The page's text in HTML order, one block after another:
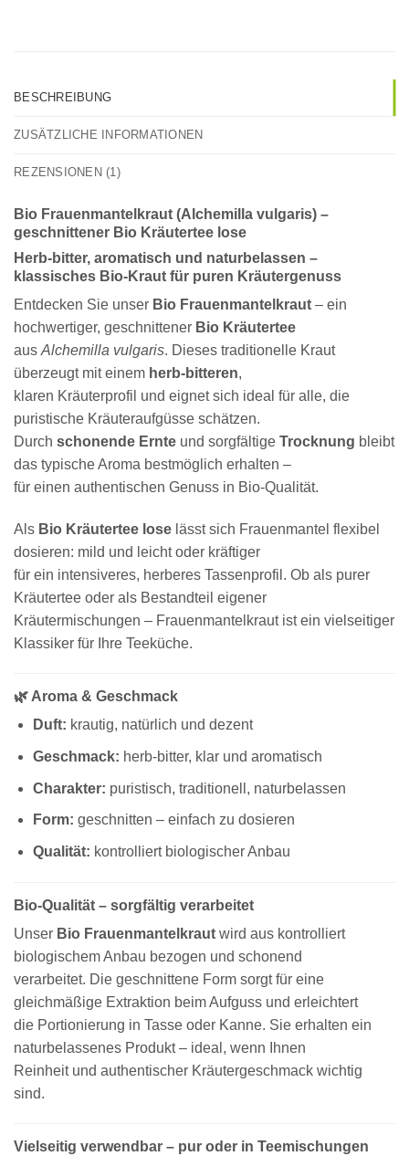
BESCHREIBUNG
ZUSÄTZLICHE INFORMATIONEN
REZENSIONEN (1)
Bio Frauenmantelkraut (Alchemilla vulgaris) –
geschnittener Bio Kräutertee lose
Herb-bitter, aromatisch und naturbelassen –
klassisches Bio-Kraut für puren Kräutergenuss
Entdecken Sie unser Bio Frauenmantelkraut – ein
hochwertiger, geschnittener Bio Kräutertee
aus Alchemilla vulgaris. Dieses traditionelle Kraut
überzeugt mit einem herb-bitteren,
klaren Kräuterprofil und eignet sich ideal für alle, die
puristische Kräuteraufgüsse schätzen.
Durch schonende Ernte und sorgfältige Trocknung bleibt
das typische Aroma bestmöglich erhalten –
für einen authentischen Genuss in Bio-Qualität.
Als Bio Kräutertee lose lässt sich Frauenmantel flexibel
dosieren: mild und leicht oder kräftiger
für ein intensiveres, herberes Tassenprofil. Ob als purer
Kräutertee oder als Bestandteil eigener
Kräutermischungen – Frauenmantelkraut ist ein vielseitiger
Klassiker für Ihre Teeküche.
🌿 Aroma & Geschmack
Duft: krautig, natürlich und dezent
Geschmack: herb-bitter, klar und aromatisch
Charakter: puristisch, traditionell, naturbelassen
Form: geschnitten – einfach zu dosieren
Qualität: kontrolliert biologischer Anbau
Bio-Qualität – sorgfältig verarbeitet
Unser Bio Frauenmantelkraut wird aus kontrolliert
biologischem Anbau bezogen und schonend
verarbeitet. Die geschnittene Form sorgt für eine
gleichmäßige Extraktion beim Aufguss und erleichtert
die Portionierung in Tasse oder Kanne. Sie erhalten ein
naturbelassenes Produkt – ideal, wenn Ihnen
Reinheit und authentischer Kräutergeschmack wichtig
sind.
Vielseitig verwendbar – pur oder in Teemischungen